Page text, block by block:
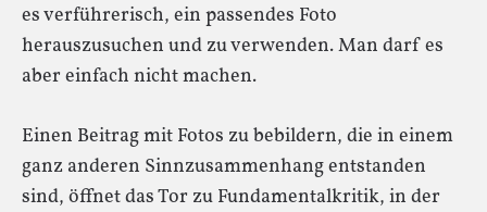
es verführerisch, ein passendes Foto
herauszusuchen und zu verwenden. Man darf es
aber einfach nicht machen.
Einen Beitrag mit Fotos zu bebildern, die in einem
ganz anderen Sinnzusammenhang entstanden
sind, öffnet das Tor zu Fundamentalkritik, in der